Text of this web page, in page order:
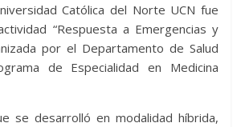
Católica del Norte UCN fue
“Respuesta a Emergencias y
por el Departamento de Salud
de Especialidad en Medicina
se desarrolló en modalidad híbrida,